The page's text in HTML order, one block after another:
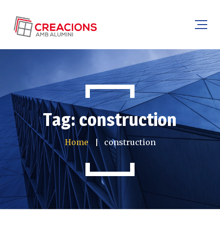
Tag: construction
Home construction